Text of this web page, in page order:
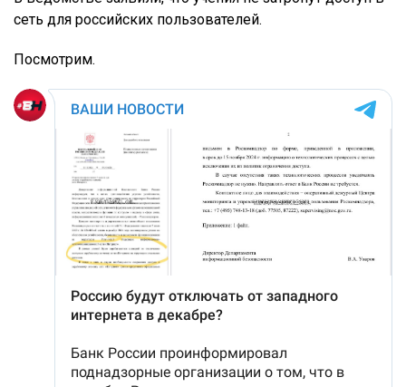
сеть для российских пользователей.
Посмотрим.